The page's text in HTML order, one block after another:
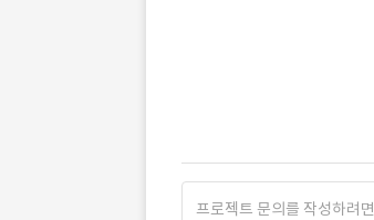
프로젝트 문의를 작성하려면